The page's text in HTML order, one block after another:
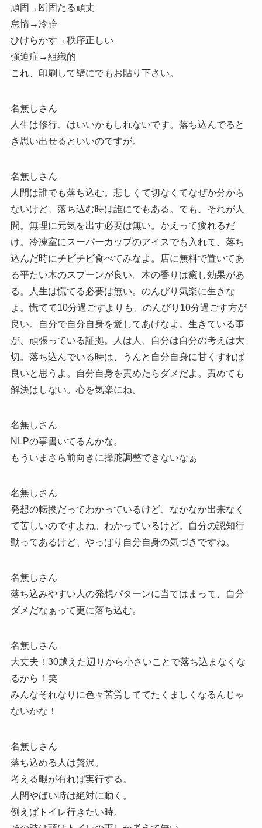
頑固→断固たる頑丈
怠惰→冷静
ひけらかす→秩序正しい
強迫症→組織的
これ、印刷して壁にでもお貼り下さい。
名無しさん
人生は修行、はいいかもしれないです。落ち込んでると
き思い出せるといいのですが。
名無しさん
人間は誰でも落ち込む。悲しくて切なくてなぜか分から
ないけど、落ち込む時は誰にでもある。でも、それが人
間。無理に元気を出す必要は無い。かえって疲れるだ
け。冷凍室にスーパーカップのアイスでも入れて、落ち
込んだ時にチビチビ食べてみなよ。店に無料で置いてあ
る平たい木のスプーンが良い。木の香りは癒し効果があ
る。人生は慌てる必要は無い。のんびり気楽に生きな
よ。慌てて10分過ごすよりも、のんびり10分過ごす方が
良い。自分で自分自身を愛してあげなよ。生きている事
が、頑張っている証拠。人は人、自分は自分の考えは大
切。落ち込んでいる時は、うんと自分自身に甘くすれば
良いと思うよ。自分自身を責めたらダメだよ。責めても
解決はしない。心を気楽にね。
名無しさん
NLPの事書いてるんかな。
もういまさら前向きに操舵調整できないなぁ
名無しさん
発想の転換だってわかっているけど、なかなか出来なく
て苦しいのですよね。わかっているけど。自分の認知行
動ってあるけど、やっぱり自分自身の気づきですね。
名無しさん
落ち込みやすい人の発想パターンに当てはまって、自分
ダメだなぁって更に落ち込む。
名無しさん
大丈夫！30越えた辺りから小さいことで落ち込まなくな
るから！笑
みんなそれなりに色々苦労しててたくましくなるんじゃ
ないかな！
名無しさん
落ち込める人は贅沢。
考える暇が有れば実行する。
人間やばい時は絶対に動く。
例えばトイレ行きたい時。